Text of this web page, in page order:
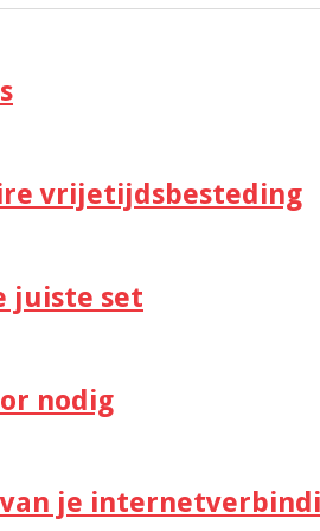
vrijetijdsbesteding
juiste set
nodig
je